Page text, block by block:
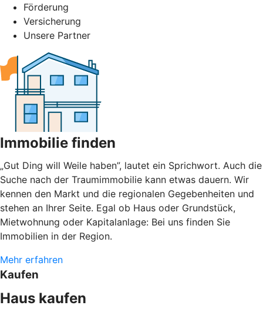
Förderung
Versicherung
Unsere Partner
Immobilie finden
„Gut Ding will Weile haben”, lautet ein Sprichwort. Auch die
Suche nach der Traumimmobilie kann etwas dauern. Wir
kennen den Markt und die regionalen Gegebenheiten und
stehen an Ihrer Seite. Egal ob Haus oder Grundstück,
Mietwohnung oder Kapitalanlage: Bei uns finden Sie
Immobilien in der Region.
Mehr erfahren
Kaufen
Haus kaufen